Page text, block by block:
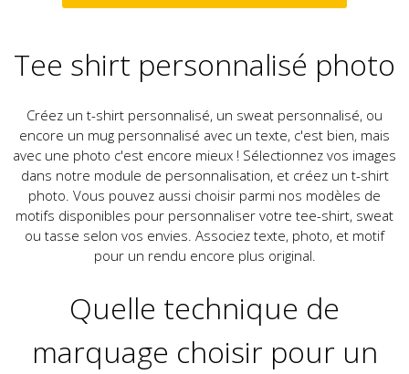
Tee shirt personnalisé photo
Créez un t-shirt personnalisé, un sweat personnalisé, ou
encore un mug personnalisé avec un texte, c'est bien, mais
avec une photo c'est encore mieux ! Sélectionnez vos images
dans notre module de personnalisation, et créez un t-shirt
photo. Vous pouvez aussi choisir parmi nos modèles de
motifs disponibles pour personnaliser votre tee-shirt, sweat
ou tasse selon vos envies. Associez texte, photo, et motif
pour un rendu encore plus original.
Quelle technique de
marquage choisir pour un